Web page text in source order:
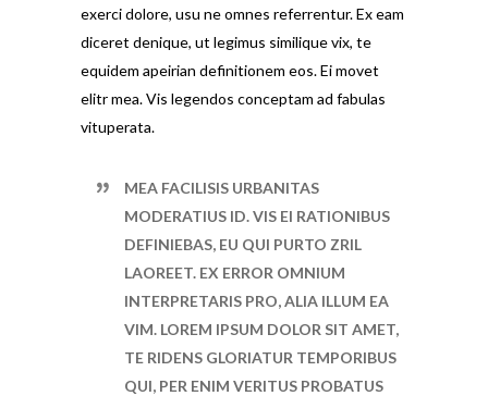
exerci dolore, usu ne omnes referrentur. Ex eam
diceret denique, ut legimus similique vix, te
equidem apeirian definitionem eos. Ei movet
elitr mea. Vis legendos conceptam ad fabulas
vituperata.
MEA FACILISIS URBANITAS
MODERATIUS ID. VIS EI RATIONIBUS
DEFINIEBAS, EU QUI PURTO ZRIL
LAOREET. EX ERROR OMNIUM
INTERPRETARIS PRO, ALIA ILLUM EA
VIM. LOREM IPSUM DOLOR SIT AMET,
TE RIDENS GLORIATUR TEMPORIBUS
QUI, PER ENIM VERITUS PROBATUS